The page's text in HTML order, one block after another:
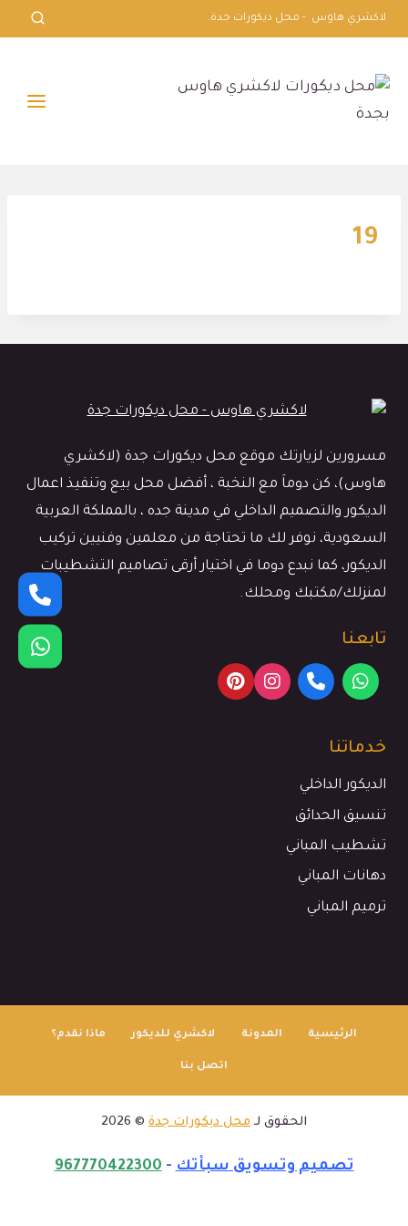
التجاوز
إلى
لاكشري هاوس - محل ديكورات جدة.
19
مسرورين لزيارتك موقع محل ديكورات جدة (لاكشري
هاوس)، كن دوماَ مع النخبة ، أفضل محل بيع وتنفيذ اعمال
الديكور والتصميم الداخلي في مدينة جده ، بالمملكة العربية
السعودية، نوفر لك ما تحتاجة من معلمين وفنيين تركيب
الديكور، كما نبدع دوما في اختيار أرقى تصاميم التشطيبات
لمنزلك/مكتبك ومحلك.
تابعنا
خدماتنا
الديكور الداخلي
تنسيق الحدائق
تشطيب المباني
دهانات المباني
ترميم المباني
الرئيسية المدونة لاكشري للديكور ماذا نقدم؟
اتصل بنا
الحقوق لـ محل ديكورات جدة © 2026
تصميم وتسويق سبأتك-
967770422300